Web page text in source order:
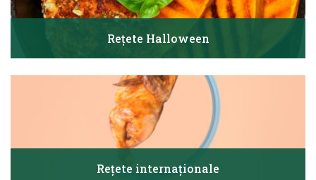
Rețete Halloween
Rețete internaționale